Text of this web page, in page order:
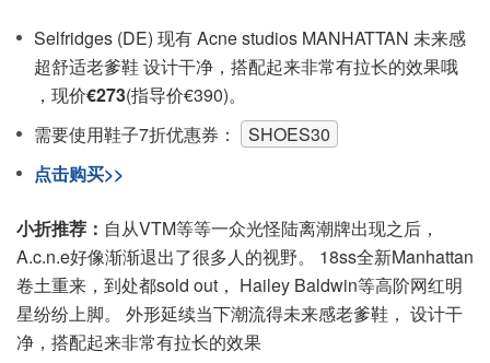
Selfridges (DE) 现有 Acne studios MANHATTAN 未来感
超舒适老爹鞋 设计干净，搭配起来非常有拉长的效果哦
，现价€273(指导价€390)。
需要使用鞋子7折优惠券：
SHOES30
点击购买>>
小折推荐： 自从VTM等等一众光怪陆离潮牌出现之后，
A.c.n.e好像渐渐退出了很多人的视野。 18ss全新Manhattan
卷土重来，到处都sold out， Hailey Baldwin等高阶网红明
星纷纷上脚。 外形延续当下潮流得未来感老爹鞋， 设计干
净，搭配起来非常有拉长的效果